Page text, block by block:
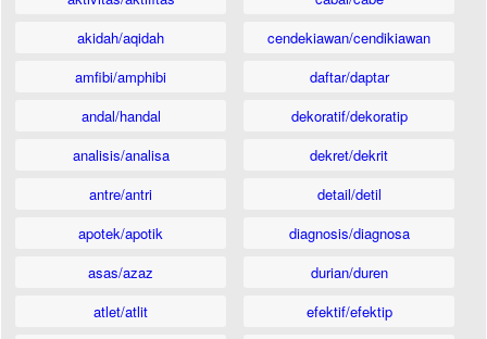
akidah/aqidah
amfibi/amphibi
andal/handal
analisis/analisa
antre/antri
apotek/apotik
asas/azaz
atlet/atlit
cendekiawan/cendikiawan
daftar/daptar
dekoratif/dekoratip
dekret/dekrit
detail/detil
diagnosis/diagnosa
durian/duren
efektif/efektip